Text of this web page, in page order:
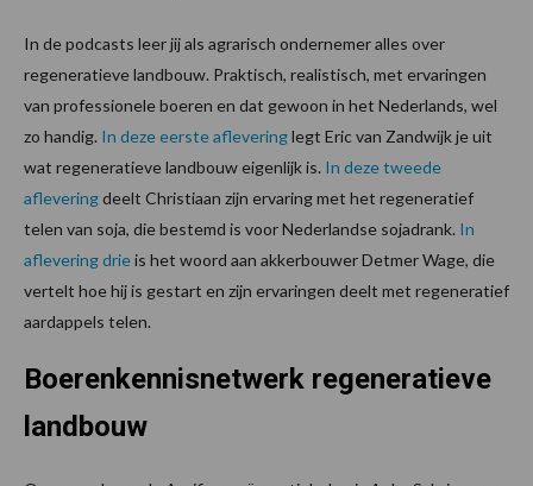
In de podcasts leer jij als agrarisch ondernemer alles over
regeneratieve landbouw. Praktisch, realistisch, met ervaringen
van professionele boeren en dat gewoon in het Nederlands, wel
zo handig. In deze eerste afleveringlegt Eric van Zandwijk je uit
wat regeneratieve landbouw eigenlijk is. In deze tweede
afleveringdeelt Christiaan zijn ervaring met het regeneratief
telen van soja, die bestemd is voor Nederlandse sojadrank. In
aflevering drieis het woord aan akkerbouwer Detmer Wage, die
vertelt hoe hij is gestart en zijn ervaringen deelt met regeneratief
aardappels telen.
Boerenkennisnetwerk regeneratieve
landbouw